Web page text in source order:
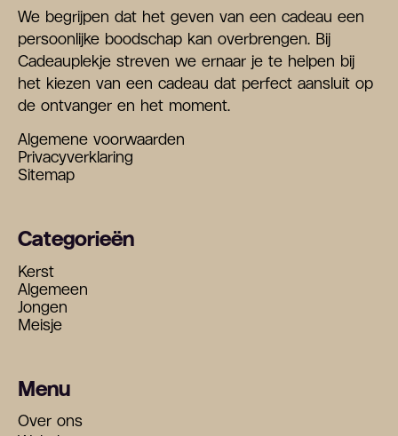
We begrijpen dat het geven van een cadeau een
persoonlijke boodschap kan overbrengen. Bij
Cadeauplekje streven we ernaar je te helpen bij
het kiezen van een cadeau dat perfect aansluit op
de ontvanger en het moment.
Algemene voorwaarden
Privacyverklaring
Sitemap
Categorieën
Kerst
Algemeen
Jongen
Meisje
Menu
Over ons